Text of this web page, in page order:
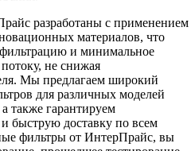
разработаны с применением
материалов, что
и минимальное
не снижая
Мы предлагаем широкий
для различных моделей
также гарантируем
быструю доставку по всем
фильтры от ИнтерПрайс, вы